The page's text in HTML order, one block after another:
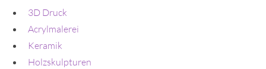
3D Druck
Acrylmalerei
Keramik
Holzskulpturen